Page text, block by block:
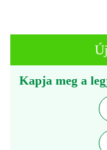
Kapja meg a